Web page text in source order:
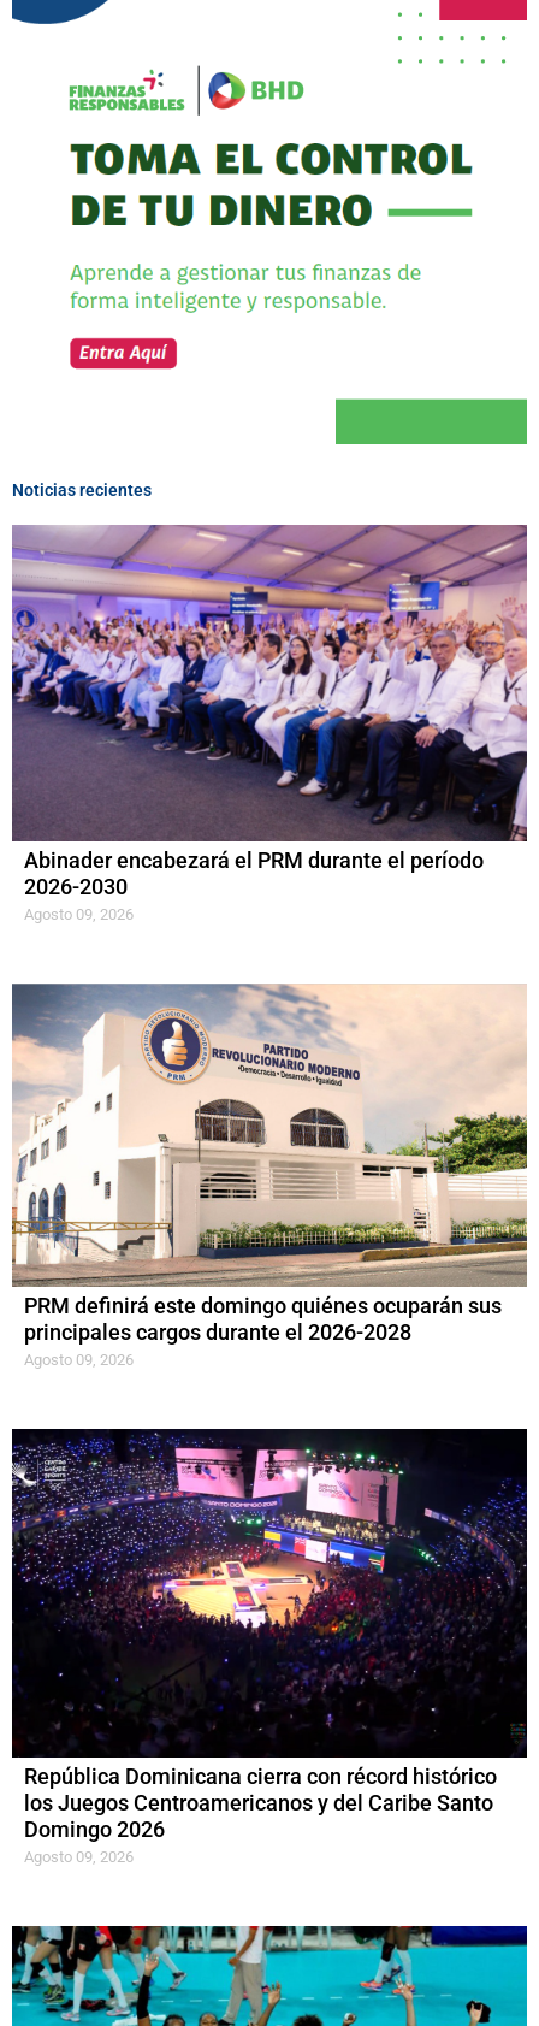
Noticias recientes
Abinader encabezará el PRM durante el período
2026-2030
Agosto 09, 2026
PRM definirá este domingo quiénes ocuparán sus
principales cargos durante el 2026-2028
Agosto 09, 2026
República Dominicana cierra con récord histórico
los Juegos Centroamericanos y del Caribe Santo
Domingo 2026
Agosto 09, 2026